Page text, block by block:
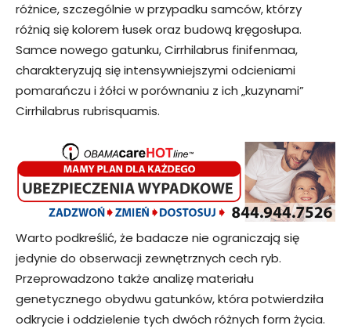
różnice, szczególnie w przypadku samców, którzy
różnią się kolorem łusek oraz budową kręgosłupa.
Samce nowego gatunku, Cirrhilabrus finifenmaa,
charakteryzują się intensywniejszymi odcieniami
pomarańczu i żółci w porównaniu z ich „kuzynami”
Cirrhilabrus rubrisquamis.
Warto podkreślić, że badacze nie ograniczają się
jedynie do obserwacji zewnętrznych cech ryb.
Przeprowadzono także analizę materiału
genetycznego obydwu gatunków, która potwierdziła
odkrycie i oddzielenie tych dwóch różnych form życia.